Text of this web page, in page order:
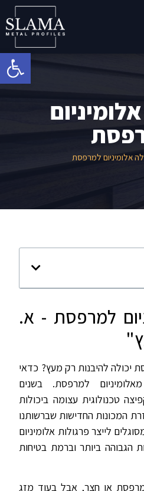
אלומיניום למרפסת
למרפסת - א.
יכולה להיבנות רק מעץ? כדאי
למרפסת. בשנים
טכנולוגית עצומה ביכולות
המכונות החדישות שברשותנו
לייצר פרגולות אלומיניום
הגבוהה ביותר וברמת בטיחות
מרפסת או חצר, אבל בעוד מזג